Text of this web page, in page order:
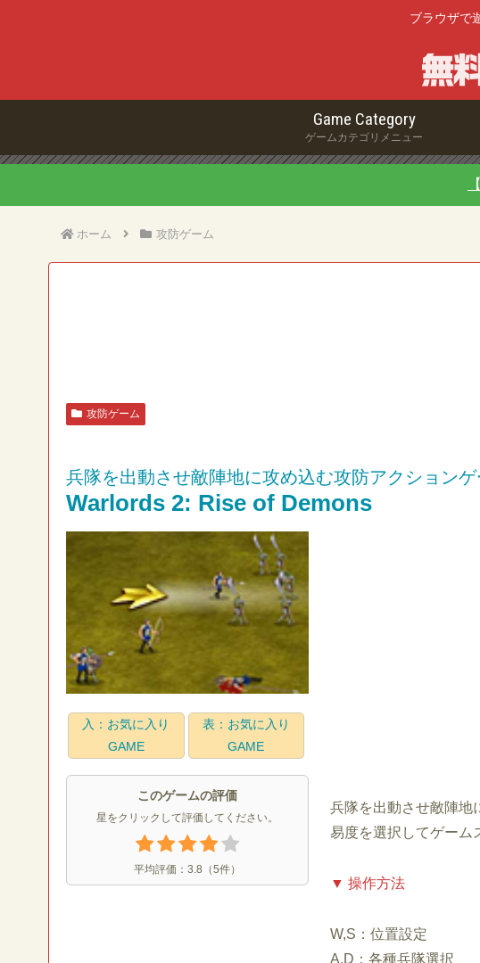
ブラウザで
Game Category
ゲームカテゴリメニュー
ホーム 攻防ゲーム
攻防ゲーム
兵隊を出動させ敵陣地に攻め込む攻防アクションゲ
Warlords 2: Rise of Demons
入：お気に入り
GAME
表：お気に入り
GAME
このゲームの評価
星をクリックして評価してください。
平均評価： 3.8 （5件）
兵隊を出動させ敵陣地
易度を選択してゲーム
▼ 操作方法
W,S：位置設定
A,D：各種兵隊選択